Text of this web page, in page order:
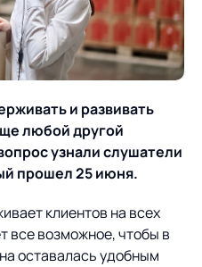
Партнеры
Импортозамещение
поставок
Управление двором
консалтинг
Роботизация
Нетворкинг и обмен
опытом вместе с AXELOT
Формирование центров
Архив мероприятий
и развивать
любой другой
узнали слушатели
прошел 25 июня.
клиентов на всех
все возможное, чтобы в
оставалась удобным